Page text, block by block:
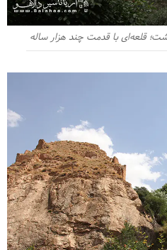
قلعه‌ای با قدمت چند هزار ساله